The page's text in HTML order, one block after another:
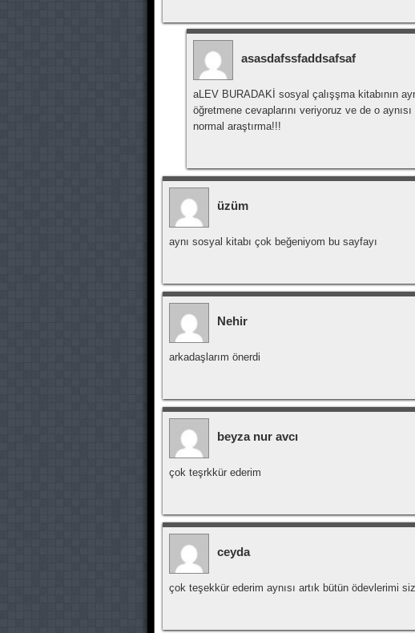
asasdafssfaddsafsaf
aLEV BURADAKİ sosyal çalışşma kitabının
öğretmene cevaplarını veriyoruz ve de o
normal araştırma!!!
üzüm
aynı sosyal kitabı çok beğeniyom bu sayfayı
Nehir
arkadaşlarım önerdi
beyza nur avcı
çok teşrkkür ederim
ceyda
çok teşekkür ederim aynısı artık bütün ödevlerimi